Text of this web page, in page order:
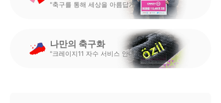
"축구를 통해 세상을 아름답게"
나만의 축구화
"크레이지11 자수 서비스 안내"